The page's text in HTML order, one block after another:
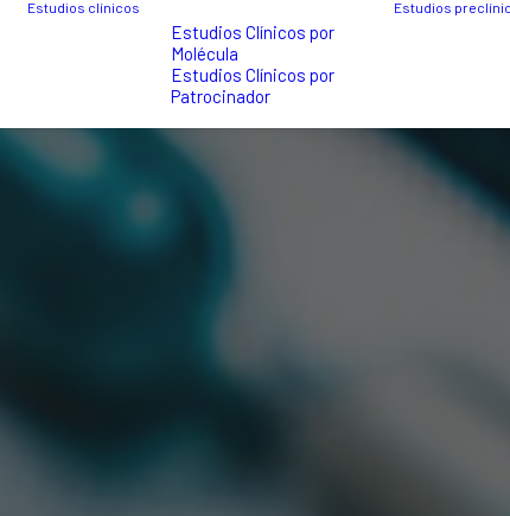
Estudios clínicos
Estudios Clínicos por
Molécula
Estudios Clínicos por
Patrocinador
Estudios